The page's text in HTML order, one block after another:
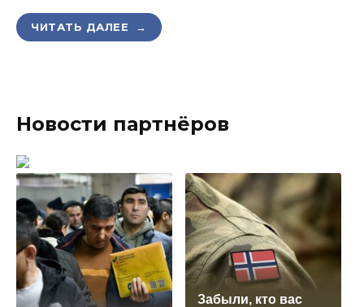
ЧИТАТЬ ДАЛЕЕ →
Новости партнёров
Забыли, кто вас